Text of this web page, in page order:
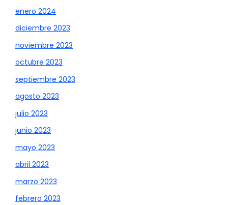
enero 2024
diciembre 2023
noviembre 2023
octubre 2023
septiembre 2023
agosto 2023
julio 2023
junio 2023
mayo 2023
abril 2023
marzo 2023
febrero 2023